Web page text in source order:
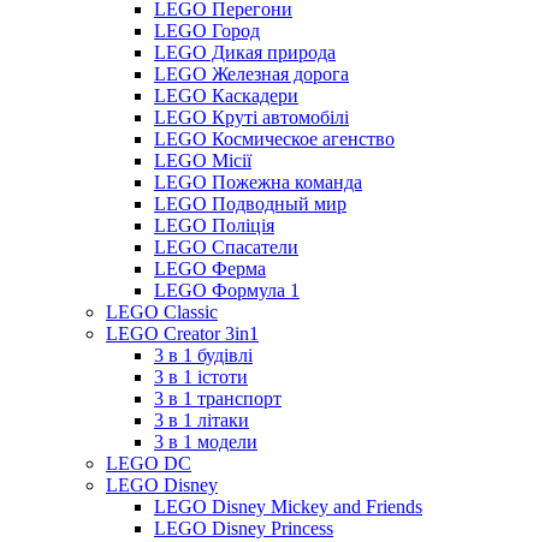
LEGO Перегони
LEGO Город
LEGO Дикая природа
LEGO Железная дорога
LEGO Каскадери
LEGO Круті автомобілі
LEGO Космическое агенство
LEGO Місії
LEGO Пожежна команда
LEGO Подводный мир
LEGO Поліція
LEGO Спасатели
LEGO Ферма
LEGO Формула 1
LEGO Classic
LEGO Creator 3in1
3 в 1 будівлі
3 в 1 істоти
3 в 1 транспорт
3 в 1 літаки
3 в 1 модели
LEGO DC
LEGO Disney
LEGO Disney Mickey and Friends
LEGO Disney Princess